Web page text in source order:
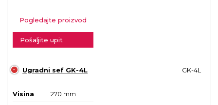
Pogledajte proizvod
Pošaljite upit
Ugradni sef GK-4L GK-4L
Visina 270 mm